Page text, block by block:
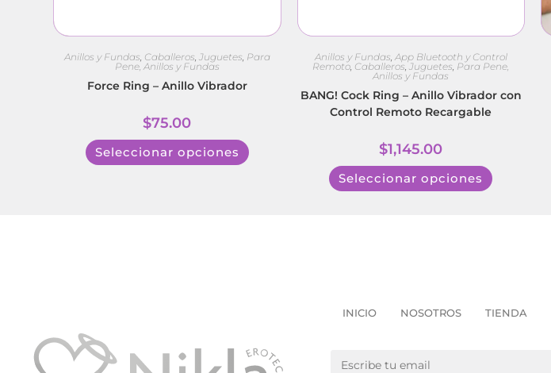
Anillos y Fundas Caballeros Juguetes Para
Pene, Anillos y Fundas
Force Ring – Anillo Vibrador
$75.00
Seleccionar opciones
Anillos y Fundas App Bluetooth y Control
Remoto Caballeros , Juguetes Para Pene,
Anillos y Fundas
BANG! Cock Ring – Anillo Vibrador con
Control Remoto Recargable
$1,145.00
Seleccionar opciones
INICIO NOSOTROS TIENDA